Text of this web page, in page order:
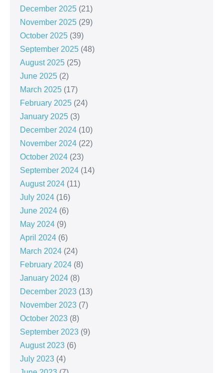
December 2025 (21)
November 2025 (29)
October 2025 (39)
September 2025 (48)
August 2025 (25)
June 2025 (2)
March 2025 (17)
February 2025 (24)
January 2025 (3)
December 2024 (10)
November 2024 (22)
October 2024 (23)
September 2024 (14)
August 2024 (11)
July 2024 (16)
June 2024 (6)
May 2024 (9)
April 2024 (6)
March 2024 (24)
February 2024 (8)
January 2024 (8)
December 2023 (13)
November 2023 (7)
October 2023 (8)
September 2023 (9)
August 2023 (6)
July 2023 (4)